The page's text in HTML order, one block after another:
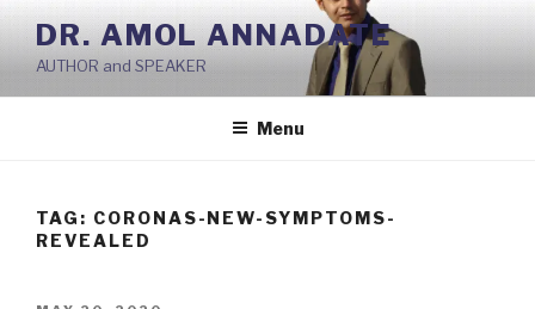
Skip
content
DR. AMOL ANNADATE
AUTHOR and SPEAKER
Menu
TAG: CORONAS-NEW-SYMPTOMS-
REVEALED